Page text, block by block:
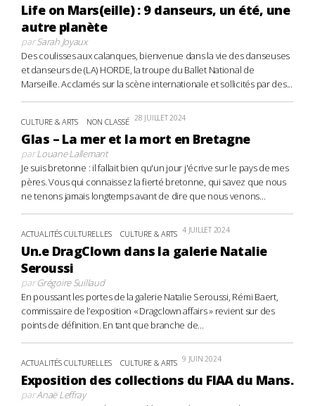
Life on Mars(eille) : 9 danseurs, un été, une
autre planète
parSarah Joyaux
Des coulisses aux calanques, bienvenue dans la vie des danseuses
et danseurs de (LA) HORDE, la troupe du Ballet National de
Marseille. Acclamés sur la scène internationale et sollicités par des...
CULTURE & ARTS NON CLASSÉ 28 JUILLET 2024
Glas – La mer et la mort en Bretagne
parLouane Lallemant
Je suis bretonne : il fallait bien qu'un jour j'écrive sur le pays de mes
pères. Vous qui connaissez la fierté bretonne, qui savez que nous
ne tenons jamais longtemps avant de dire que nous venons...
ACTUALITÉS CULTURELLES CULTURE & ARTS 4 JUILLET 2024
Un.e DragClown dans la galerie Natalie
Seroussi
parGrégoire Suillaud
En poussant les portes de la galerie Natalie Seroussi, Rémi Baert,
commissaire de l’exposition « Dragclown affairs » revient sur des
points de définition. En tant que branche de...
ACTUALITÉS CULTURELLES CULTURE & ARTS 9 JUIN 2024
Exposition des collections du FIAA du Mans.
parAnaë Leffray